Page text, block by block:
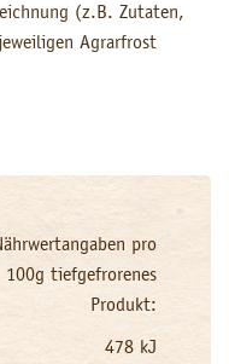
(z.B. Zutaten,
Agrarfrost
pro
100g tiefgefrorenes
Produkt:
478 kJ